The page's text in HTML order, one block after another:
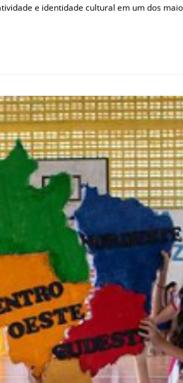
e identidade cultural em um dos